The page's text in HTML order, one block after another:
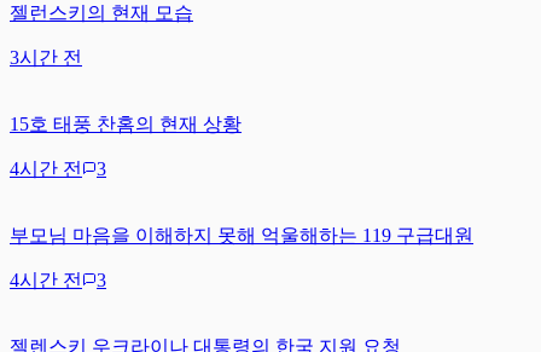
젤런스키의 현재 모습
3시간 전
15호 태풍 찬홈의 현재 상황
4시간 전 3
부모님 마음을 이해하지 못해 억울해하는 119 구급대원
4시간 전 3
젤렌스키 우크라이나 대통령의 한국 지원 요청